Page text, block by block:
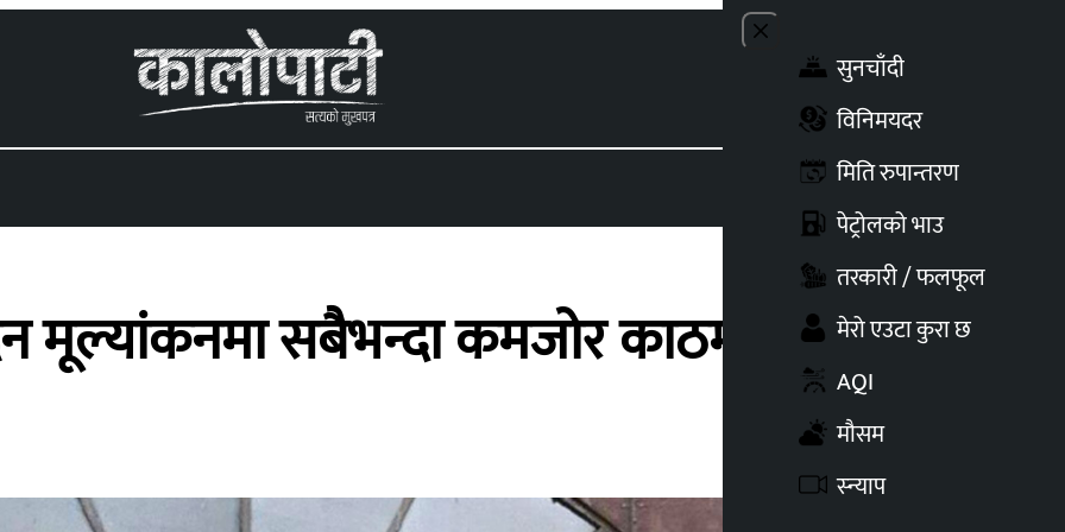
Close menu
सुनचाँदी
विनिमयदर
मिति रुपान्तरण
पेट्रोलको भाउ
तरकारी / फलफूल
मेरो एउटा कुरा छ
AQI
मौसम
स्न्याप
मूल्यांकनमा सबैभन्दा कमजोर काठमाडौं